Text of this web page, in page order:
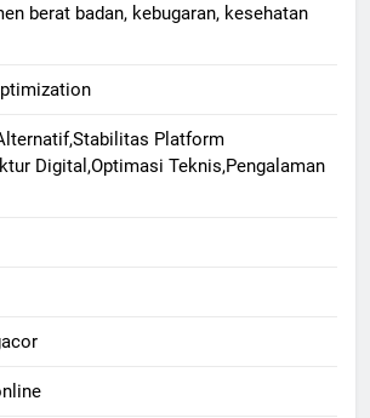
berat badan, kebugaran, kesehatan
Platform
Digital,Optimasi Teknis,Pengalaman